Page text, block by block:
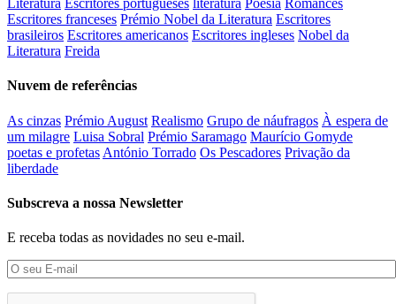
Literatura Escritores portugueses literatura Poesia Romances
Escritores franceses Prémio Nobel da Literatura Escritores
brasileiros Escritores americanos Escritores ingleses Nobel da
Literatura Freida
Nuvem de referências
As cinzas Prémio August Realismo Grupo de náufragos À espera de
um milagre Luisa Sobral Prémio Saramago Maurício Gomyde
poetas e profetas António Torrado Os Pescadores Privação da
liberdade
Subscreva a nossa Newsletter
E receba todas as novidades no seu e-mail.